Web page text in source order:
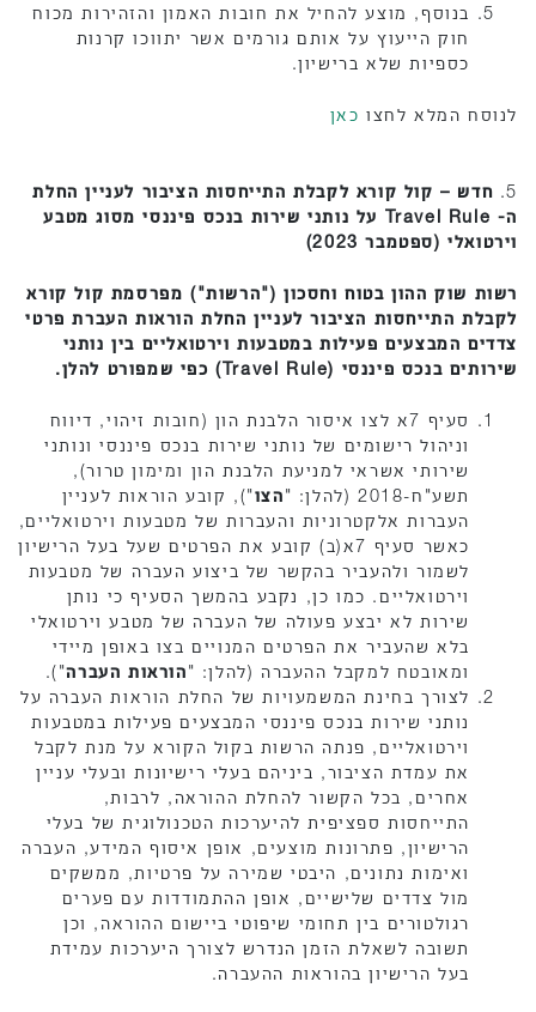
בנוסף, מוצע להחיל את חובות האמון והזהירות מכוח
חוק הייעוץ על אותם גורמים אשר יתווכו קרנות
כספיות שלא ברישיון.
לנוסח המלא לחצו כאן
5.
חדש – קול קורא לקבלת התייחסות הציבור לעניין החלת
ה- Travel Rule על נותני שירות בנכס פיננסי מסוג מטבע
וירטואלי (ספטמבר 2023)
רשות שוק ההון בטוח וחסכון ("הרשות") מפרסמת קול קורא
לקבלת התייחסות הציבור לעניין החלת הוראות העברת פרטי
צדדים המבצעים פעילות במטבעות וירטואליים בין נותני
שירותים בנכס פיננסי (Travel Rule) כפי שמפורט להלן.
סעיף 7א לצו איסור הלבנת הון (חובות זיהוי, דיווח
וניהול רישומים של נותני שירות בנכס פיננסי ונותני
שירותי אשראי למניעת הלבנת הון ומימון טרור),
תשע"ח-2018 (להלן: "
הצו"), קובע הוראות לעניין
העברות אלקטרוניות והעברות של מטבעות וירטואליים,
כאשר סעיף 7א(ב) קובע את הפרטים שעל בעל הרישיון
לשמור ולהעביר בהקשר של ביצוע העברה של מטבעות
וירטואליים. כמו כן, נקבע בהמשך הסעיף כי נותן
שירות לא יבצע פעולה של העברה של מטבע וירטואלי
בלא שהעביר את הפרטים המנויים בצו באופן מיידי
ומאובטח למקבל ההעברה (להלן: "הוראות העברה").
לצורך בחינת המשמעויות של החלת הוראות העברה על
נותני שירות בנכס פיננסי המבצעים פעילות במטבעות
וירטואליים, פנתה הרשות בקול הקורא על מנת לקבל
את עמדת הציבור, ביניהם בעלי רישיונות ובעלי עניין
אחרים, בכל הקשור להחלת ההוראה, לרבות,
התייחסות ספציפית להיערכות הטכנולוגית של בעלי
הרישיון, פתרונות מוצעים, אופן איסוף המידע, העברה
ואימות נתונים, היבטי שמירה על פרטיות, ממשקים
מול צדדים שלישיים, אופן ההתמודדות עם פערים
רגולטורים בין תחומי שיפוטי ביישום ההוראה, וכן
תשובה לשאלת הזמן הנדרש לצורך היערכות עמידת
בעל הרישיון בהוראות ההעברה.